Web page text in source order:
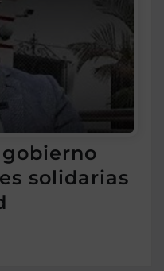
solidarias